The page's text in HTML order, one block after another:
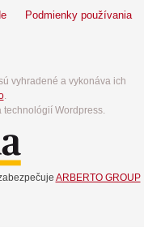
Podmienky používania
vyhradené a vykonáva ich
.
Wordpress.
ARBERTO GROUP